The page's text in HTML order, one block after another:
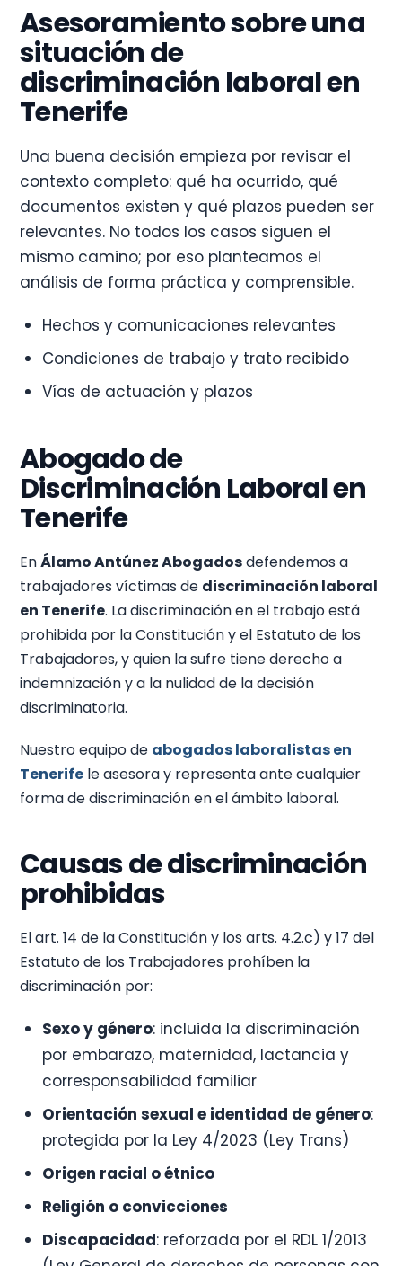
Asesoramiento sobre una
situación de
discriminación laboral en
Tenerife
Una buena decisión empieza por revisar el
contexto completo: qué ha ocurrido, qué
documentos existen y qué plazos pueden ser
relevantes. No todos los casos siguen el
mismo camino; por eso planteamos el
análisis de forma práctica y comprensible.
Hechos y comunicaciones relevantes
Condiciones de trabajo y trato recibido
Vías de actuación y plazos
Abogado de
Discriminación Laboral en
Tenerife
EnÁlamo Antúnez Abogadosdefendemos a
trabajadores víctimas de discriminación laboral
en Tenerife. La discriminación en el trabajo está
prohibida por la Constitución y el Estatuto de los
Trabajadores, y quien la sufre tiene derecho a
indemnización y a la nulidad de la decisión
discriminatoria.
Nuestro equipo de abogados laboralistas en
Tenerife le asesora y representa ante cualquier
forma de discriminación en el ámbito laboral.
Causas de discriminación
prohibidas
El art. 14 de la Constitución y los arts. 4.2.c) y 17 del
Estatuto de los Trabajadores prohíben la
discriminación por:
Sexo y género: incluida la discriminación
por embarazo, maternidad, lactancia y
corresponsabilidad familiar
Orientación sexual e identidad de género:
protegida por la Ley 4/2023 (Ley Trans)
Origen racial o étnico
Religión o convicciones
Discapacidad: reforzada por el RDL 1/2013